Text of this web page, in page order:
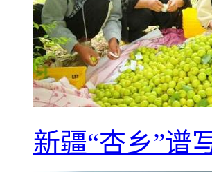
新疆“杏乡”谱